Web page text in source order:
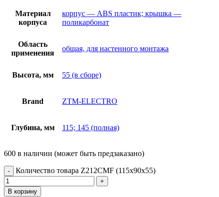
Материал
корпуса
корпус — ABS пластик; крышка —
поликарбонат
Область
применения
общая, для настенного монтажа
Высота, мм 55 (в сборе)
Brand ZTM-ELECTRO
Глубина, мм 115; 145 (полная)
600 в наличии (может быть предзаказано)
Количество товара Z212CMF (115x90x55)
В корзину